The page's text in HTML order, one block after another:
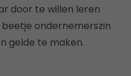
door te willen leren
ondernemerszin
gelde te maken.